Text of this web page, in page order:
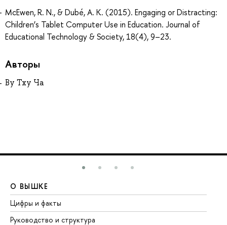
McEwen, R. N., & Dubé, A. K. (2015). Engaging or Distracting:
Children’s Tablet Computer Use in Education. Journal of
Educational Technology & Society, 18(4), 9–23.
Авторы
Ву Тху Ча
О ВЫШКЕ
Цифры и факты
Руководство и структура